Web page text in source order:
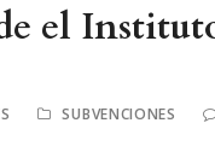
el
SUBVENCIONES